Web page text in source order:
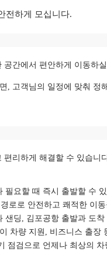
전하게 모십니다.
간에서 편안하게 이동하
, 고객님의 일정에 맞춰 정
리하게 해결할 수 있습니
필요할 때 즉시 출발할 수
로로 안전하고 쾌적한 이
샌딩, 김포공항 출발과 도
차량 지원, 비즈니스 출
점검으로 언제나 최상의